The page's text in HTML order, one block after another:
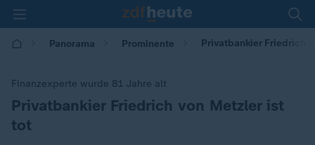
Panorama Prominente Privatbankier Friedrich
Finanzexperte wurde 81 Jahre alt
:Privatbankier Friedrich von Metzler ist
tot